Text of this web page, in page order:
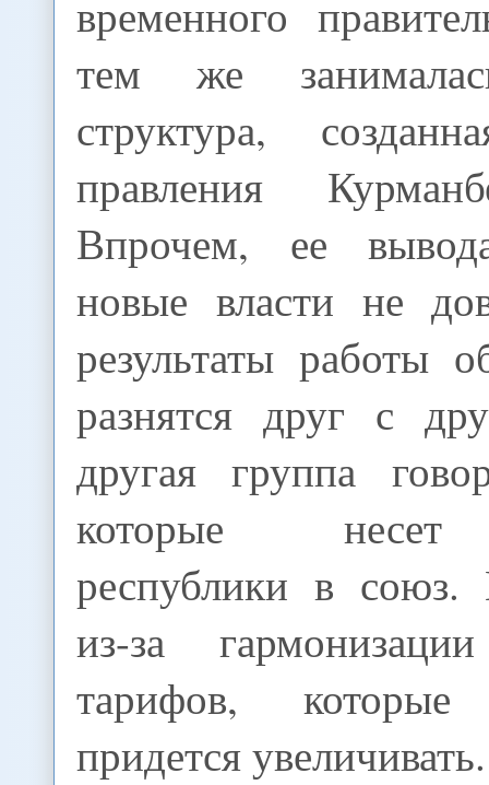
временного
тем же
структура,
правления
Впрочем, ее
новые власти не
результаты работы
разнятся друг с
другая группа
которые несет
республики в союз.
из-за
тарифов, которые
придется увеличивать.